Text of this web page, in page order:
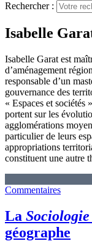
Rechercher :
Isabelle
Isabelle Garat est
d’aménagement
responsable d’un
gouvernance des
« Espaces et
portent sur les
agglomérations
particulier de leurs
appropriations
constituent une autre
Commentaires
La
géographe